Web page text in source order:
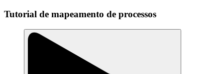
Tutorial de mapeamento de processos